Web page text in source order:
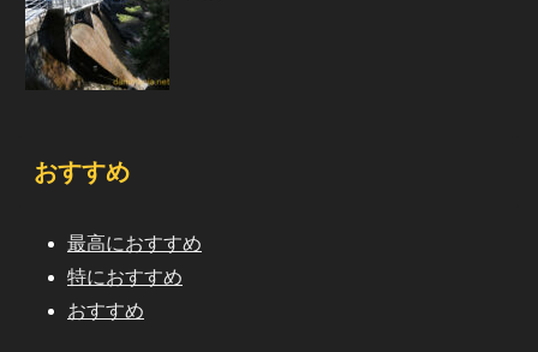
おすすめ
最高におすすめ
特におすすめ
おすすめ